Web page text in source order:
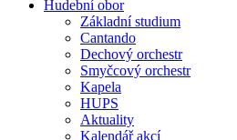
Hudební obor
Základní studium
Cantando
Dechový orchestr
Smyčcový orchestr
Kapela
HUPS
Aktuality
Kalendář akcí